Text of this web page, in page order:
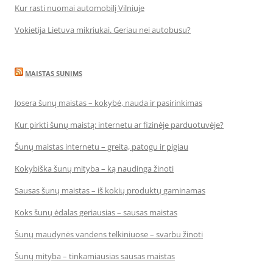
Kur rasti nuomai automobilį Vilniuje
Vokietija Lietuva mikriukai. Geriau nei autobusu?
MAISTAS SUNIMS
Josera šunų maistas – kokybė, nauda ir pasirinkimas
Kur pirkti šunų maistą: internetu ar fizinėje parduotuvėje?
Šunų maistas internetu – greita, patogu ir pigiau
Kokybiška šunų mityba – ką naudinga žinoti
Sausas šunų maistas – iš kokių produktų gaminamas
Koks šunų ėdalas geriausias – sausas maistas
Šunų maudynės vandens telkiniuose – svarbu žinoti
Šunų mityba – tinkamiausias sausas maistas